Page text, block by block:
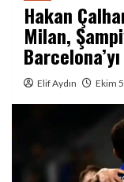
Hakan
Milan,
Elif Aydın Ekim